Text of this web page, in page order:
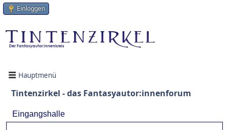
Einloggen
Hauptmenü
Tintenzirkel - das Fantasyautor:innenforum
Eingangshalle